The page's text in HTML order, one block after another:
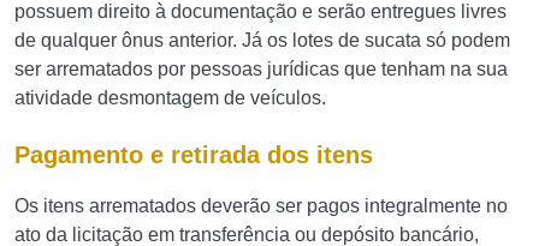
possuem direito à documentação e serão entregues livres
de qualquer ônus anterior. Já os lotes de sucata só podem
ser arrematados por pessoas jurídicas que tenham na sua
atividade desmontagem de veículos.
Pagamento e retirada dos itens
Os itens arrematados deverão ser pagos integralmente no
ato da licitação em transferência ou depósito bancário,